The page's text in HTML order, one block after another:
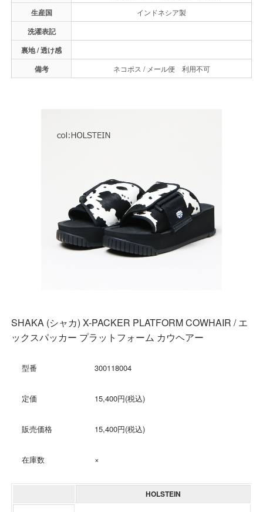
生産国 インドネシア製
洗濯表記
裏地 / 透け感
備考
ネコポス / メール便 利用不可
SHAKA (シャカ) X-PACKER PLATFORM COWHAIR / エ
ックスパッカー プラットフォーム カウヘアー
型番 300118004
定価 15,400円(税込)
販売価格 15,400円(税込)
在庫数 ×
HOLSTEIN